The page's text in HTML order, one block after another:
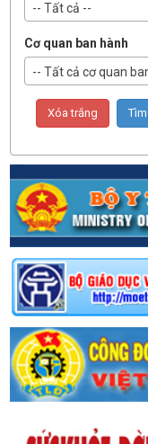
-- Tất cả --
Cơ quan ban hành